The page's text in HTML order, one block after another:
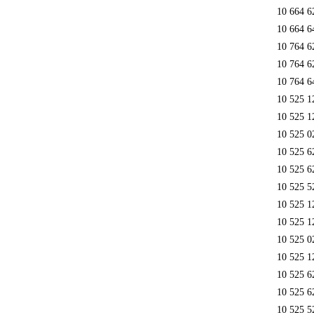
10 664
10 664
10 764
10 764
10 764
10 525
10 525
10 525
10 525
10 525
10 525
10 525
10 525
10 525
10 525
10 525
10 525
10 525